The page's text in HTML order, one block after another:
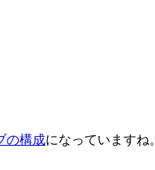
の構成になっていますね